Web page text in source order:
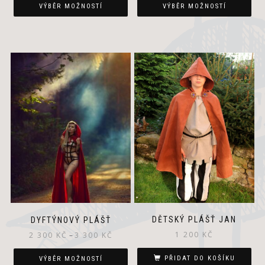
VÝBĚR MOŽNOSTÍ VÝBĚR MOŽNOSTÍ
DYFTÝNOVÝ PLÁŠŤ
2 300 KČ –3 300 KČ
VÝBĚR MOŽNOSTÍ
This
product
has
multiple
variants.
The
options
may
be
chosen
on
the
DĚTSKÝ PLÁŠŤ JAN
1 200 KČ
PŘIDAT DO KOŠÍKU